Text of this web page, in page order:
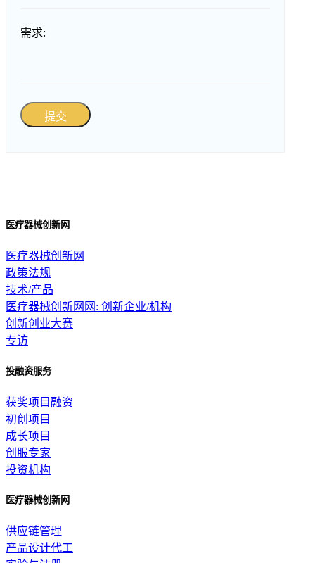
需求:
提交
医疗器械创新网
医疗器械创新网
政策法规
技术/产品
医疗器械创新网网: 创新企业/机构
创新创业大赛
专访
投融资服务
获奖项目融资
初创项目
成长项目
创服专家
投资机构
医疗器械创新网
供应链管理
产品设计代工